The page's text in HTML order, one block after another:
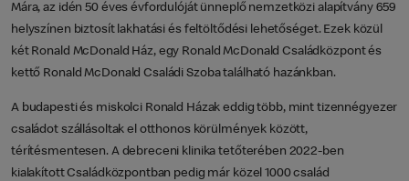
Mára, az idén 50 éves évfordulóját ünneplő nemzetközi alapítvány 659
helyszínen biztosít lakhatási és feltöltődési lehetőséget. Ezek közül
két Ronald McDonald Ház, egy Ronald McDonald Családközpont és
kettő Ronald McDonald Családi Szoba található hazánkban.
A budapesti és miskolci Ronald Házak eddig több, mint tizennégyezer
családot szállásoltak el otthonos körülmények között,
térítésmentesen. A debreceni klinika tetőterében 2022-ben
kialakított Családközpontban pedig már közel 1000 család